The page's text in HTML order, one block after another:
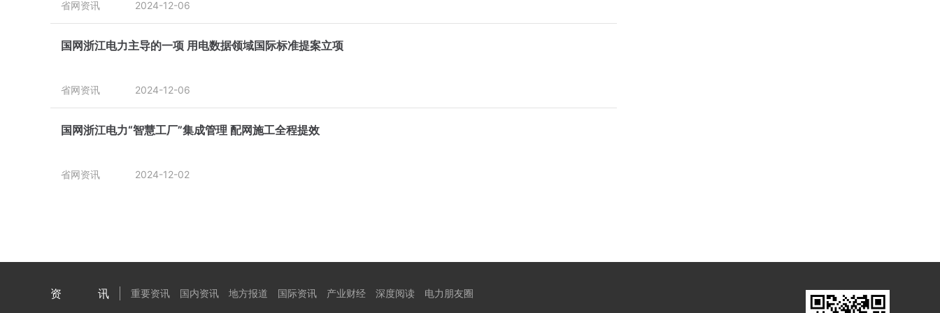
省网资讯 2024-12-06
国网浙江电力主导的一项 用电数据领域国际标准提案立项
省网资讯 2024-12-06
国网浙江电力“智慧工厂”集成管理 配网施工全程提效
省网资讯 2024-12-02
资讯 重要资讯 国内资讯 地方报道 国际资讯 产业财经 深度阅读 电力朋友圈